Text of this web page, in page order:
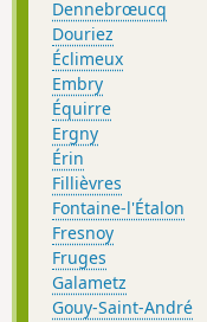
Dennebrœucq
Douriez
Éclimeux
Embry
Équirre
Ergny
Érin
Fillièvres
Fontaine-l'Étalon
Fresnoy
Fruges
Galametz
Gouy-Saint-André